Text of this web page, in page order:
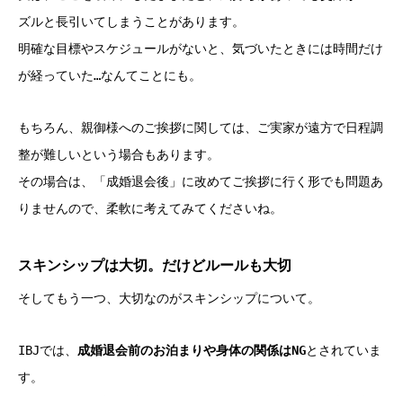
ズルと長引いてしまうことがあります。
明確な目標やスケジュールがないと、気づいたときには時間だけ
が経っていた…なんてことにも。
もちろん、親御様へのご挨拶に関しては、ご実家が遠方で日程調
整が難しいという場合もあります。
その場合は、「成婚退会後」に改めてご挨拶に行く形でも問題あ
りませんので、柔軟に考えてみてくださいね。
スキンシップは大切。だけどルールも大切
そしてもう一つ、大切なのがスキンシップについて。
IBJでは、 成婚退会前のお泊まりや身体の関係はNGとされていま
す。